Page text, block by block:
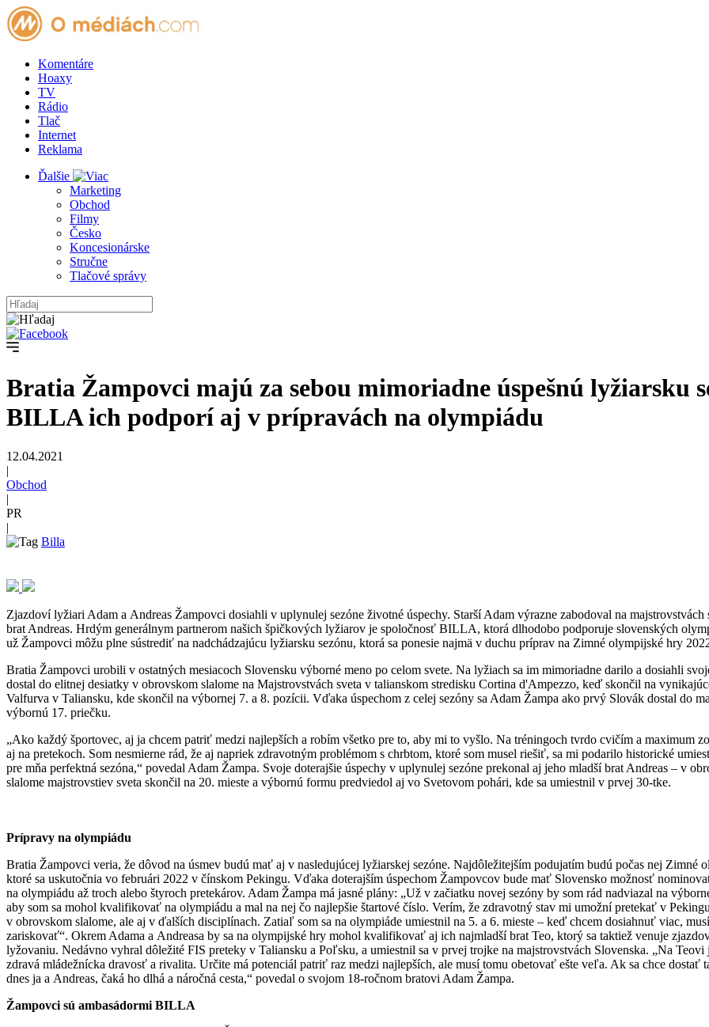
Komentáre
Hoaxy
TV
Rádio
Tlač
Internet
Reklama
Ďalšie
Marketing
Obchod
Filmy
Česko
Koncesionárske
Stručne
Tlačové správy
Bratia Žampovci majú za sebou mimoriadne úspešnú lyžiarsku
BILLA ich podporí aj v prípravách na olympiádu
12.04.2021
|
Obchod
|
PR
|
Billa
Zjazdoví lyžiari Adam a Andreas Žampovci dosiahli v uplynulej sezóne životné úspechy. Starší Adam výrazne zabodoval na
brat Andreas. Hrdým generálnym partnerom našich špičkových lyžiarov je spoločnosť BILLA, ktorá dlhodobo podporuje slovenských
už Žampovci môžu plne sústrediť na nadchádzajúcu lyžiarsku sezónu, ktorá sa ponesie najmä v duchu príprav na Zimné olympijské hry
Bratia Žampovci urobili v ostatných mesiacoch Slovensku výborné meno po celom svete. Na lyžiach sa im mimoriadne darilo a dosiahli
dostal do elitnej desiatky v obrovskom slalome na Majstrovstvách sveta v talianskom stredisku Cortina d'Ampezzo, keď skončil na
Valfurva v Taliansku, kde skončil na výbornej 7. a 8. pozícii. Vďaka úspechom z celej sezóny sa Adam Žampa ako prvý Slovák dostal do
výbornú 17. priečku.
„Ako každý športovec, aj ja chcem patriť medzi najlepších a robím všetko pre to, aby mi to vyšlo. Na tréningoch tvrdo cvičím a maximum
aj na pretekoch. Som nesmierne rád, že aj napriek zdravotným problémom s chrbtom, ktoré som musel riešiť, sa mi podarilo historické
pre mňa perfektná sezóna,“ povedal Adam Žampa. Svoje doterajšie úspechy v uplynulej sezóne prekonal aj jeho mladší brat Andreas – v
slalome majstrovstiev sveta skončil na 20. mieste a výbornú formu predviedol aj vo Svetovom pohári, kde sa umiestnil v prvej 30-tke.
Prípravy na olympiádu
Bratia Žampovci veria, že dôvod na úsmev budú mať aj v nasledujúcej lyžiarskej sezóne. Najdôležitejším podujatím budú počas nej Zimné
ktoré sa uskutočnia vo februári 2022 v čínskom Pekingu. Vďaka doterajším úspechom Žampovcov bude mať Slovensko možnosť
na olympiádu až troch alebo štyroch pretekárov. Adam Žampa má jasné plány: „Už v začiatku novej sezóny by som rád nadviazal na
aby som sa mohol kvalifikovať na olympiádu a mal na nej čo najlepšie štartové číslo. Verím, že zdravotný stav mi umožní pretekať v
v obrovskom slalome, ale aj v ďalších disciplínach. Zatiaľ som sa na olympiáde umiestnil na 5. a 6. mieste – keď chcem dosiahnuť viac,
zariskovať“. Okrem Adama a Andreasa by sa na olympijské hry mohol kvalifikovať aj ich najmladší brat Teo, ktorý sa taktiež venuje
lyžovaniu. Nedávno vyhral dôležité FIS preteky v Taliansku a Poľsku, a umiestnil sa v prvej trojke na majstrovstvách Slovenska. „Na
zdravá mládežnícka dravosť a rivalita. Určite má potenciál patriť raz medzi najlepších, ale musí tomu obetovať ešte veľa. Ak sa chce dostať
dnes ja a Andreas, čaká ho dlhá a náročná cesta,“ povedal o svojom 18-ročnom bratovi Adam Žampa.
Žampovci sú ambasádormi BILLA